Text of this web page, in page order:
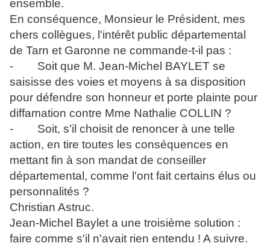
ensemble.
En conséquence, Monsieur le Président, mes
chers collègues, l'intérêt public départemental
de Tarn et Garonne ne commande-t-il pas :
- Soit que M. Jean-Michel BAYLET se
saisisse des voies et moyens à sa disposition
pour défendre son honneur et porte plainte pour
diffamation contre Mme Nathalie COLLIN ?
- Soit, s’il choisit de renoncer à une telle
action, en tire toutes les conséquences en
mettant fin à son mandat de conseiller
départemental, comme l'ont fait certains élus ou
personnalités ?
Christian Astruc.
Jean-Michel Baylet a une troisième solution :
faire comme s'il n'avait rien entendu ! A suivre.